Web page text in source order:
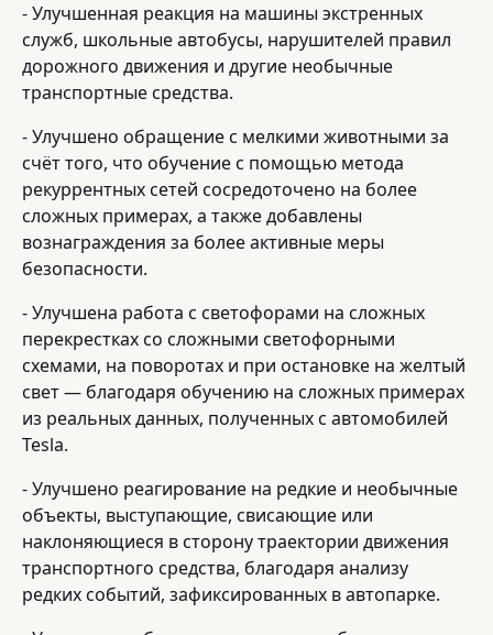
- Улучшенная реакция на машины экстренных
служб, школьные автобусы, нарушителей правил
дорожного движения и другие необычные
транспортные средства.
- Улучшено обращение с мелкими животными за
счёт того, что обучение с помощью метода
рекуррентных сетей сосредоточено на более
сложных примерах, а также добавлены
вознаграждения за более активные меры
безопасности.
- Улучшена работа с светофорами на сложных
перекрестках со сложными светофорными
схемами, на поворотах и при остановке на желтый
свет — благодаря обучению на сложных примерах
из реальных данных, полученных с автомобилей
Tesla.
- Улучшено реагирование на редкие и необычные
объекты, выступающие, свисающие или
наклоняющиеся в сторону траектории движения
транспортного средства, благодаря анализу
редких событий, зафиксированных в автопарке.